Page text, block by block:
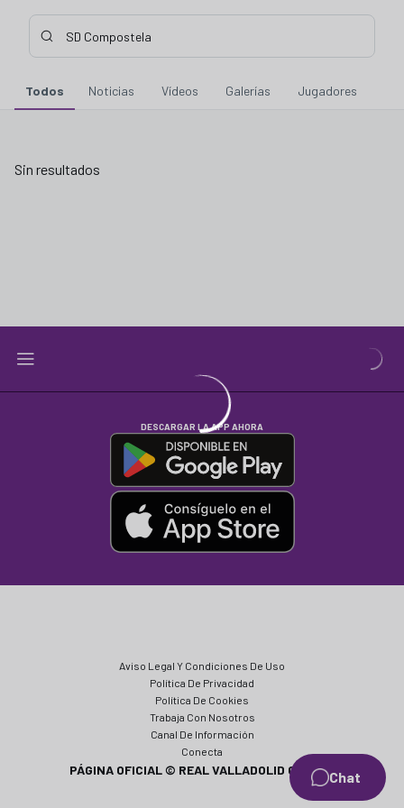
Chat
Introduce tu búsqueda, espera unos instantes y te
Todos Noticias Vídeos Galerías Jugadores
Sin resultados
Sin resultados
DESCARGAR LA APP AHORA
Aviso Legal Y Condiciones De Uso
Política De Privacidad
Política De Cookies
Trabaja Con Nosotros
Canal De Información
Conecta
PÁGINA OFICIAL © REAL VALLADOLID CF 2024